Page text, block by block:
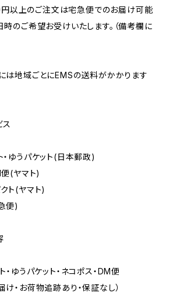
以上のご注文は宅急便でのお届け可能
時のご希望お受けいたします。（備考欄に
は地域ごとにEMSの送料がかかります
・ゆうパケット(日本郵政)
(ヤマト)
ト(ヤマト)
便)
・ゆうパケット・ネコポス・DM便
け・お荷物追跡あり・保証なし）